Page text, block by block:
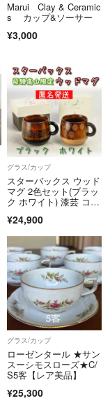
Marui Clay & Ceramic
s カップ&ソーサー
¥3,000
グラス/カップ
スターバックス ウッド
マグ 2色セット(ブラッ
ク ホワイト) 漆芸 コレ
¥24,900
グラス/カップ
ローゼンタール ★サン
スーシモスローズ★C/
S5客【レア美品】
¥25,300